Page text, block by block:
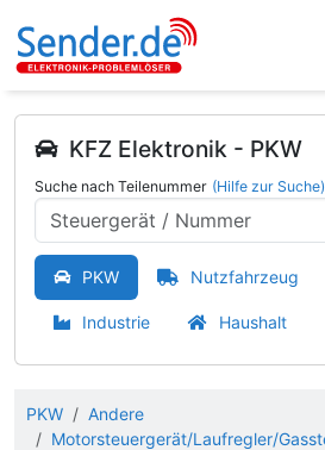
KFZ Elektronik - PKW
Suche nach Teilenummer (Hilfe zur Suche)
PKW Nutzfahrzeug
Industrie Haushalt
PKW
Andere
Motorsteuergerät/Laufregler/